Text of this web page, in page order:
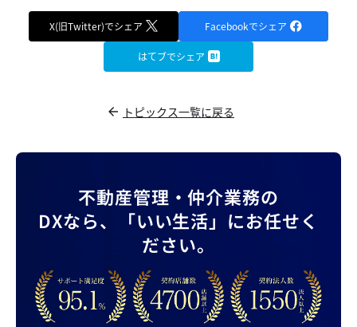
X(旧Twitter)でシェア Facebookでシェア
はてブでシェア
トピックス一覧に戻る
不動産管理・仲介業務の
DXなら、
「いい生活」にお任せく
ださい。